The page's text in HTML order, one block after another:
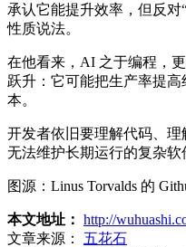
承认它能提升效率，但反对
性质说法。
在他看来，AI 之于编程，
跃升：它可能把生产率提
本。
开发者依旧要理解代码、
无法维护长期运行的复杂软
图源：Linus Torvalds 的
本文地址： http://
文章来源：
五花石